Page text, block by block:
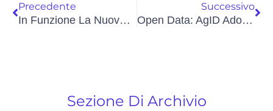
Precedente
In Funzione La Nuova Piattaforma Anac Per Le Segnalazioni Whistleblowing
Successivo
Open Data: AgID Adotta Le Linee Guida
Sezione Di Archivio